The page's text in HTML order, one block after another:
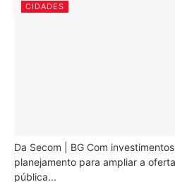
CIDADES
Da Secom | BG Com
planejamento para ampliar a
pública...